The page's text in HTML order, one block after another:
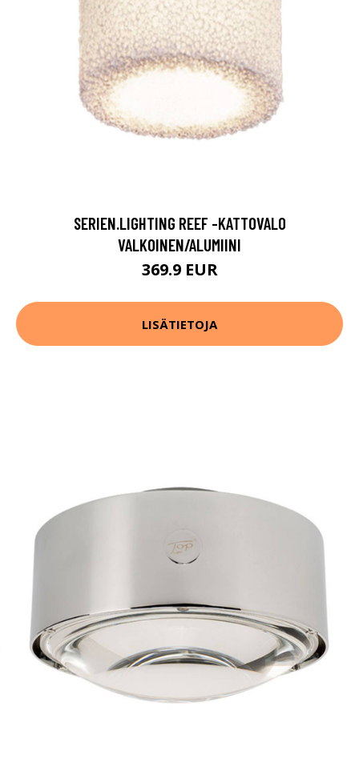
SERIEN.LIGHTING REEF -KATTOVALO
VALKOINEN/ALUMIINI
369.9 EUR
LISÄTIETOJA